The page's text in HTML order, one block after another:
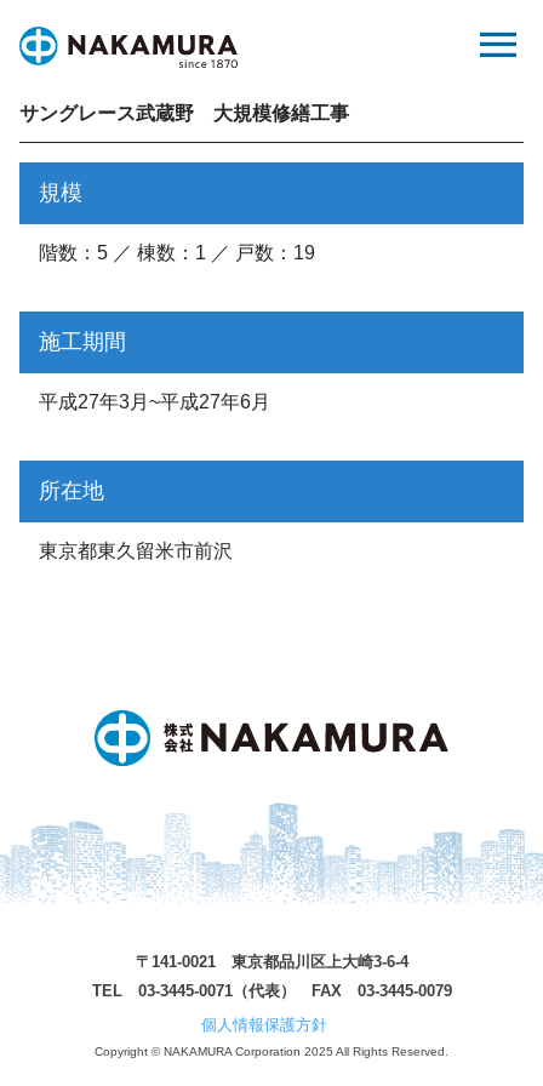
content
menu
サングレース武蔵野 大規模修繕工事
規模
階数：5 ／ 棟数：1 ／ 戸数：19
施工期間
平成27年3月~平成27年6月
所在地
東京都東久留米市前沢
〒141-0021 東京都品川区上大崎3-6-4
TEL 03-3445-0071（代表） FAX 03-3445-0079
個人情報保護方針
Copyright © NAKAMURA Corporation 2025 All Rights Reserved.